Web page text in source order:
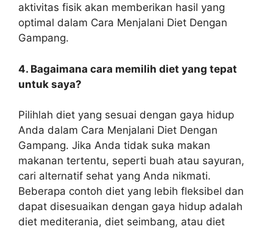
aktivitas fisik akan memberikan hasil yang
optimal dalam Cara Menjalani Diet Dengan
Gampang.
4. Bagaimana cara memilih diet yang tepat
untuk saya?
Pilihlah diet yang sesuai dengan gaya hidup
Anda dalam Cara Menjalani Diet Dengan
Gampang. Jika Anda tidak suka makan
makanan tertentu, seperti buah atau sayuran,
cari alternatif sehat yang Anda nikmati.
Beberapa contoh diet yang lebih fleksibel dan
dapat disesuaikan dengan gaya hidup adalah
diet mediterania, diet seimbang, atau diet